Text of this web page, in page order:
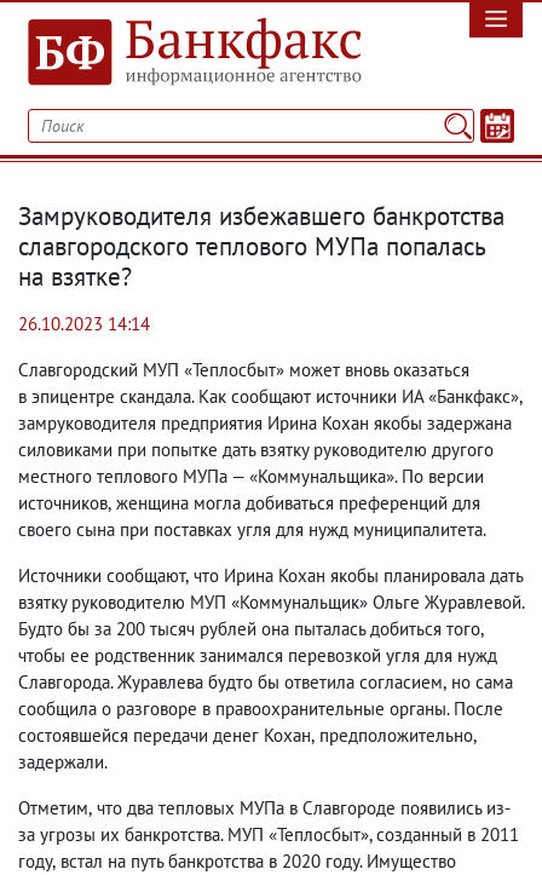
Замруководителя избежавшего банкротства
славгородского теплового МУПа попалась
на взятке?
26.10.2023 14:14
Славгородский МУП «Теплосбыт» может вновь оказаться
в эпицентре скандала. Как сообщают источники ИА «Банкфакс»,
замруководителя предприятия Ирина Кохан якобы задержана
силовиками при попытке дать взятку руководителю другого
местного теплового МУПа — «Коммунальщика». По версии
источников, женщина могла добиваться преференций для
своего сына при поставках угля для нужд муниципалитета.
Источники сообщают, что Ирина Кохан якобы планировала дать
взятку руководителю МУП «Коммунальщик» Ольге Журавлевой.
Будто бы за 200 тысяч рублей она пыталась добиться того,
чтобы ее родственник занимался перевозкой угля для нужд
Славгорода. Журавлева будто бы ответила согласием, но сама
сообщила о разговоре в правоохранительные органы. После
состоявшейся передачи денег Кохан, предположительно,
задержали.
Отметим, что два тепловых МУПа в Славгороде появились из-
за угрозы их банкротства. МУП «Теплосбыт», созданный в 2011
году, встал на путь банкротства в 2020 году. Имущество